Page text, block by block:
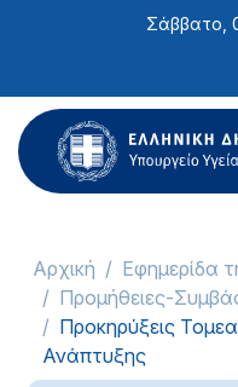
ιστότοπος
περιλαμβάνει
ένα
σύστημα
Σάββατο,
Αρχική
Εφημερίδα
Προμήθειες-
Προκηρύξεις
Ανάπτυξης